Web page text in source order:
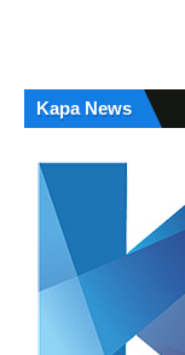
Kapa News